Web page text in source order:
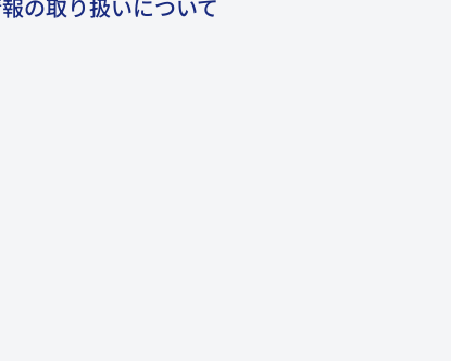
の取り扱いについて